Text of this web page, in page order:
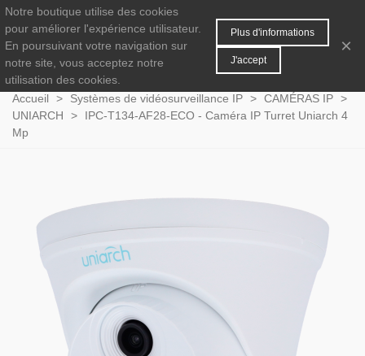
0 MENU
Accueil > Systèmes de vidéosurveillance IP > CAMÉRAS IP >
UNIARCH
>
IPC-T134-AF28-ECO - Caméra IP Turret Uniarch 4
Mp
Notre boutique utilise des cookies
pour améliorer l'expérience utilisateur.
En poursuivant votre navigation sur
notre site, vous acceptez notre
utilisation des cookies.
Plus d'informations
J'accept
×